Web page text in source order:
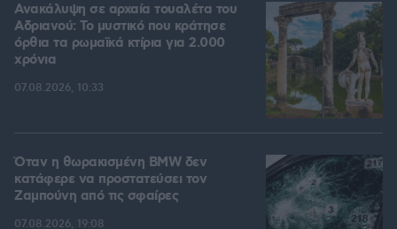
Ανακάλυψη σε αρχαία τουαλέτα του
Αδριανού: Το μυστικό που κράτησε
όρθια τα ρωμαϊκά κτίρια για 2.000
χρόνια
07.08.2026, 10:33
Όταν η θωρακισμένη BMW δεν
κατάφερε να προστατεύσει τον
Ζαμπούνη από τις σφαίρες
07.08.2026, 19:08